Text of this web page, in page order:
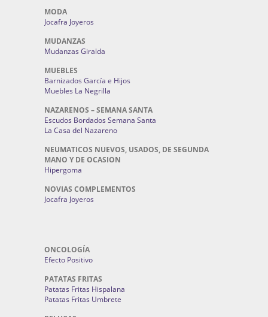
MODA
Jocafra Joyeros
MUDANZAS
Mudanzas Giralda
MUEBLES
Barnizados García e Hijos
Muebles La Negrilla
NAZARENOS – SEMANA SANTA
Escudos Bordados Semana Santa
La Casa del Nazareno
NEUMATICOS NUEVOS, USADOS, DE SEGUNDA
MANO Y DE OCASION
Hipergoma
NOVIAS COMPLEMENTOS
Jocafra Joyeros
ONCOLOGÍA
Efecto Positivo
PATATAS FRITAS
Patatas Fritas Hispalana
Patatas Fritas Umbrete